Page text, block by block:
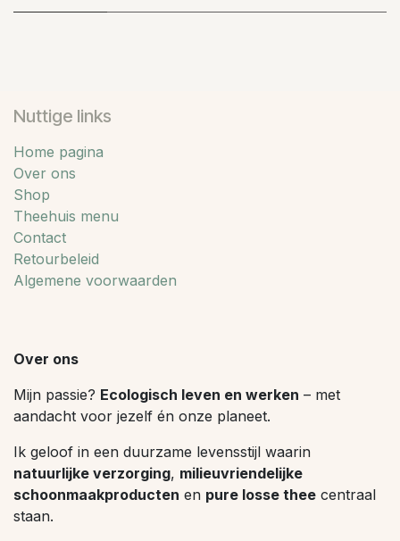
Nuttige links
Home pagina
Over ons
Shop
Theehuis menu
Contact
Retourbeleid
Algemene voorwaarden
Over ons
Mijn passie? Ecologisch leven en werken – met
aandacht voor jezelf én onze planeet.
Ik geloof in een duurzame levensstijl waarin
natuurlijke verzorging, milieuvriendelijke
schoonmaakproducten en pure losse thee centraal
staan.